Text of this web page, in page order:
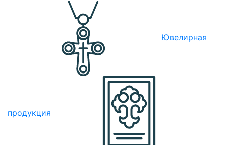
Ювелирная
продукция